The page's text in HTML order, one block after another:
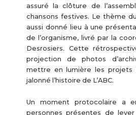
assuré la clôture de
chansons festives. Le thème
aussi donné lieu à une
de l’organisme, livré par la
Desrosiers. Cette
projection de photos
mettre en lumière les projets
jalonné l’histoire de L’ABC.
Un moment protocolaire a
personnes présentes de